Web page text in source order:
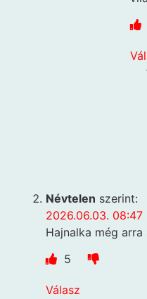
Névtelen szerint:
2026.06.03. 08:47
Hajnalka még arra
5
Válasz